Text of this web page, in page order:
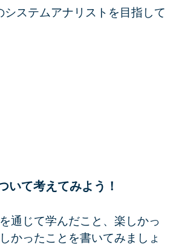
システムアナリストを目指して
いて考えてみよう！
通じて学んだこと、楽しかっ
かったことを書いてみましょ